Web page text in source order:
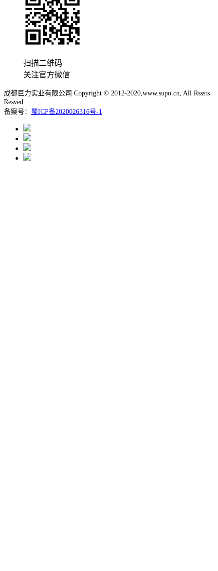
扫描二维码
关注官方微信
成都巨力实业有限公司 Copyright © 2012-2020,www.supo.cn, All Rsssts
Resved
备案号： 蜀ICP备2020026316号-1